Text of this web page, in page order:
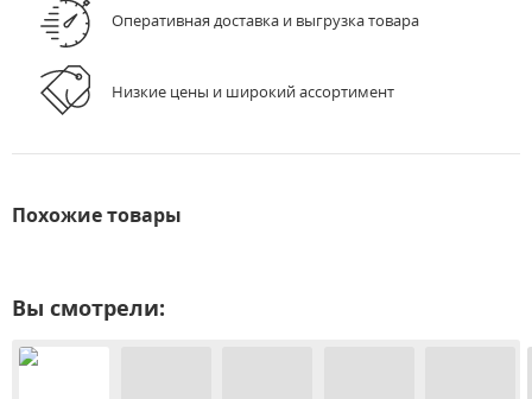
Оперативная доставка и выгрузка товара
Низкие цены и широкий ассортимент
Похожие товары
Вы смотрели: